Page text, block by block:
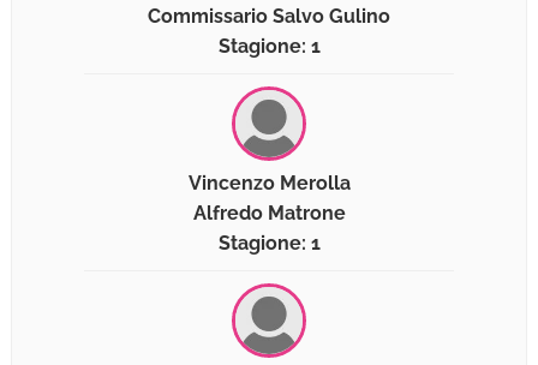
Commissario Salvo Gulino
Stagione: 1
Vincenzo Merolla
Alfredo Matrone
Stagione: 1